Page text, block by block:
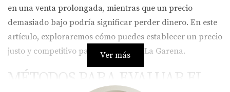
en una venta prolongada, mientras que un precio
demasiado bajo podría significar perder dinero. En este
artículo, exploraremos cómo puedes establecer un precio
justo y competitivo para tu chalet en La Garena.
MÉTODOS PARA EVALUAR EL
Ver más